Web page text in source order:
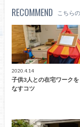
RECOMMEND こちら
2020.4.14
子供3人との在宅ワーク
なすコツ